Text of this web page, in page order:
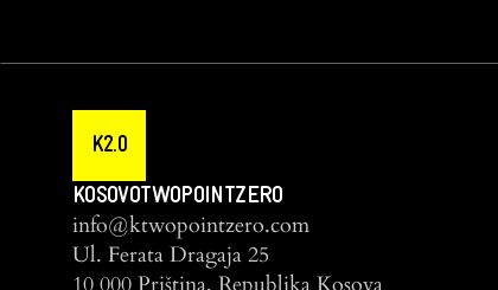
K2.0
KOSOVOTWOPOINTZERO
info@ktwopointzero.com
Ul. Ferata Dragaja 25